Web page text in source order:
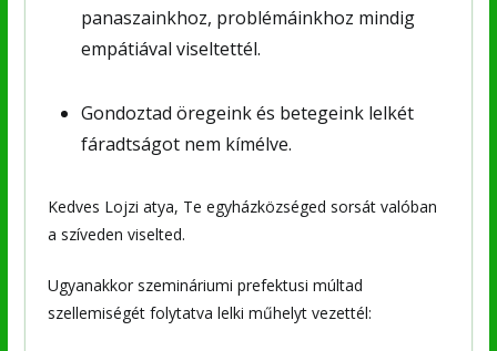
panaszainkhoz, problémáinkhoz mindig
empátiával viseltettél.
Gondoztad öregeink és betegeink lelkét
fáradtságot nem kímélve.
Kedves Lojzi atya, Te egyházközséged sorsát valóban
a szíveden viselted.
Ugyanakkor szemináriumi prefektusi múltad
szellemiségét folytatva lelki műhelyt vezettél: